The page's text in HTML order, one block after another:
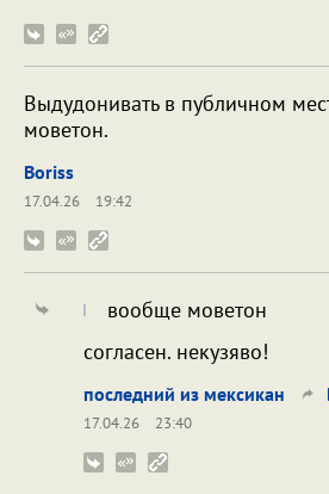
Выдудонивать в публичном
моветон.
Boriss
17.04.26
19:42
вообще моветон
согласен. некузяво!
последний из мексикан
17.04.26
23:40